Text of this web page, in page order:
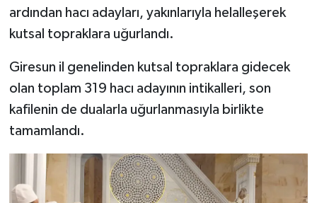
ardından hacı adayları, yakınlarıyla helalleşerek
kutsal topraklara uğurlandı.
Giresun il genelinden kutsal topraklara gidecek
olan toplam 319 hacı adayının intikalleri, son
kafilenin de dualarla uğurlanmasıyla birlikte
tamamlandı.
Kocaeli Müftülüğü
Konya Müftülüğü
Kütahya Müftülüğü
Manisa Müftülüğü